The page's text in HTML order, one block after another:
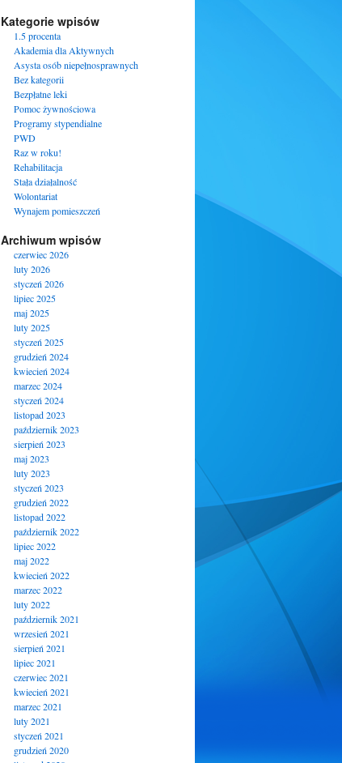
Kategorie wpisów
1.5 procenta
Akademia dla Aktywnych
Asysta osób niepełnosprawnych
Bez kategorii
Bezpłatne leki
Pomoc żywnościowa
Programy stypendialne
PWD
Raz w roku!
Rehabilitacja
Stała działalność
Wolontariat
Wynajem pomieszczeń
Archiwum wpisów
czerwiec 2026
luty 2026
styczeń 2026
lipiec 2025
maj 2025
luty 2025
styczeń 2025
grudzień 2024
kwiecień 2024
marzec 2024
styczeń 2024
listopad 2023
październik 2023
sierpień 2023
maj 2023
luty 2023
styczeń 2023
grudzień 2022
listopad 2022
październik 2022
lipiec 2022
maj 2022
kwiecień 2022
marzec 2022
luty 2022
październik 2021
wrzesień 2021
sierpień 2021
lipiec 2021
czerwiec 2021
kwiecień 2021
marzec 2021
luty 2021
styczeń 2021
grudzień 2020